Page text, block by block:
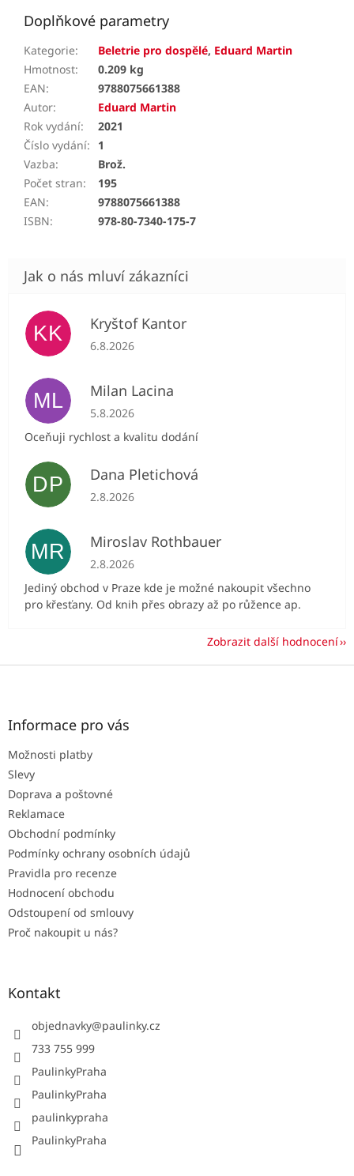
Doplňkové parametry
Kategorie: Beletrie pro dospělé, Eduard Martin
Hmotnost:
0.209 kg
EAN:
9788075661388
Autor:
Eduard Martin
Rok vydání:
2021
Číslo vydání:
1
Vazba:
Brož.
Počet stran:
195
EAN:
9788075661388
ISBN: 978-80-7340-175-7
KK Kryštof Kantor
Hodnocení obchodu je 5 z 5 hvězdiček.
6.8.2026
ML Milan Lacina
Hodnocení obchodu je 5 z 5 hvězdiček.
5.8.2026
Oceňuji rychlost a kvalitu dodání
DP Dana Pletichová
Hodnocení obchodu je 5 z 5 hvězdiček.
2.8.2026
MR Miroslav Rothbauer
Hodnocení obchodu je 5 z 5 hvězdiček.
2.8.2026
Jediný obchod v Praze kde je možné nakoupit všechno
pro křesťany. Od knih přes obrazy až po růžence ap.
Zobrazit další hodnocení
Z
Informace pro vás
Možnosti platby
Slevy
Doprava a poštovné
Reklamace
Obchodní podmínky
Podmínky ochrany osobních údajů
Pravidla pro recenze
Hodnocení obchodu
Odstoupení od smlouvy
Proč nakoupit u nás?
Kontakt
objednavky@paulinky.cz
733 755 999
PaulinkyPraha
PaulinkyPraha
paulinkypraha
PaulinkyPraha